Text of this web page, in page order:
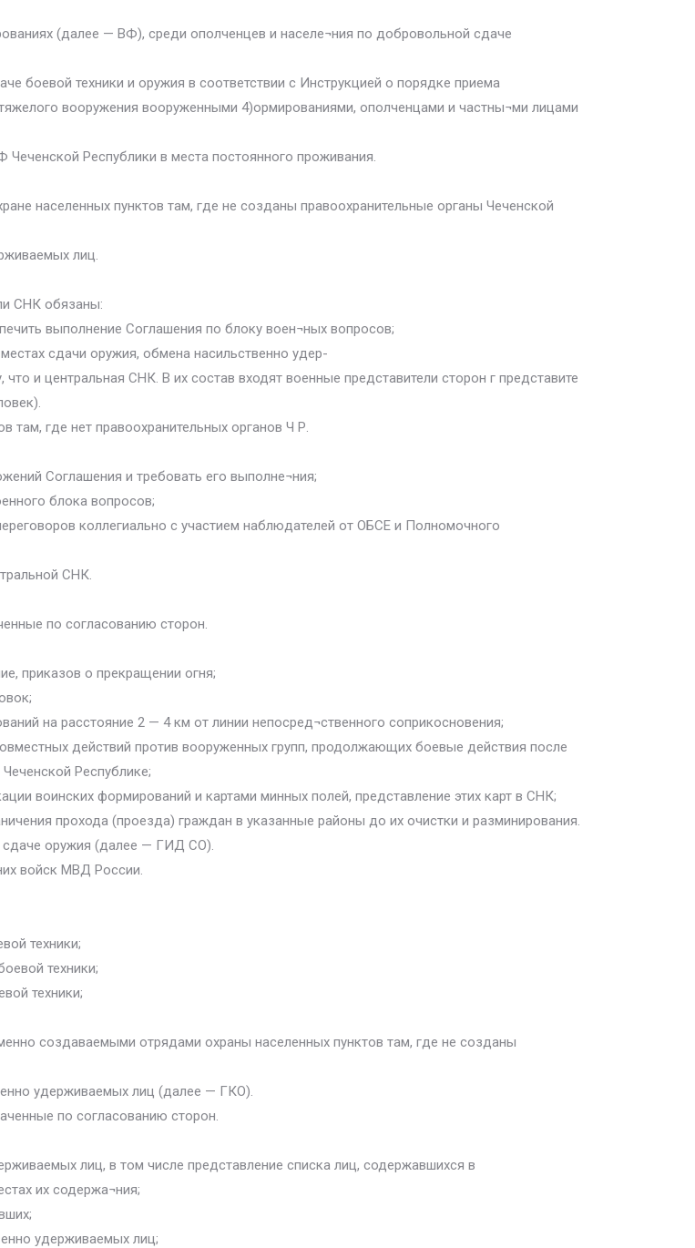
(далее — ВФ), среди ополченцев и населе¬ния по добровольной сдаче
боевой техники и оружия в соответствии с Инструкцией о порядке приема
вооружения вооруженными 4)ормированиями, ополченцами и частны¬ми лицами
Республики в места постоянного проживания.
населенных пунктов там, где не созданы правоохранительные органы Чеченской
лиц.
СНК обязаны:
выполнение Соглашения по блоку воен¬ных вопросов;
сдачи оружия, обмена насильственно удер-
и центральная СНК. В их состав входят военные представители сторон г представите
где нет правоохранительных органов Ч Р.
Соглашения и требовать его выполне¬ния;
блока вопросов;
коллегиально с участием наблюдателей от ОБСЕ и Полномочного
СНК.
по согласованию сторон.
приказов о прекращении огня;
на расстояние 2 — 4 км от линии непосред¬ственного соприкосновения;
действий против вооруженных групп, продолжающих боевые действия после
Республике;
воинских формирований и картами минных полей, представление этих карт в СНК;
прохода (проезда) граждан в указанные районы до их очистки и разминирования.
сдаче оружия (далее — ГИД СО).
войск МВД России.
техники;
техники;
техники;
создаваемыми отрядами охраны населенных пунктов там, где не созданы
удерживаемых лиц (далее — ГКО).
по согласованию сторон.
лиц, в том числе представление списка лиц, содержавшихся в
их содержа¬ния;
удерживаемых лиц;